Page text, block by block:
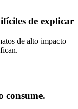
de explicar
de alto impacto
consume.